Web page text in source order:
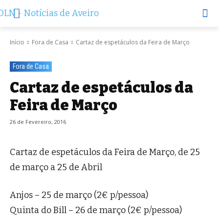
Início Fora de Casa Cartaz de espetáculos da Feira de Março
Fora de Casa
Cartaz de espetáculos da
Feira de Março
26 de Fevereiro, 2016
Cartaz de espetáculos da Feira de Março, de 25
de março a 25 de Abril
Anjos – 25 de março (2€ p/pessoa)
Quinta do Bill – 26 de março (2€ p/pessoa)